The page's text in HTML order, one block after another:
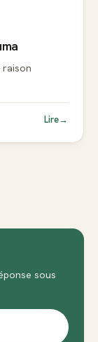
raison
Lire→
sous